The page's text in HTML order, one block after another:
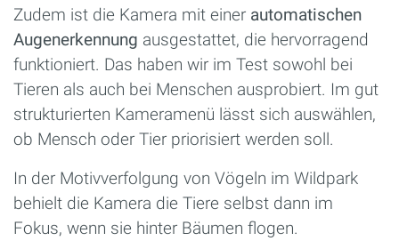
Zudem ist die Kamera mit einer automatischen
Augenerkennung ausgestattet, die hervorragend
funktioniert. Das haben wir im Test sowohl bei
Tieren als auch bei Menschen ausprobiert. Im gut
strukturierten Kameramenü lässt sich auswählen,
ob Mensch oder Tier priorisiert werden soll.
In der Motivverfolgung von Vögeln im Wildpark
behielt die Kamera die Tiere selbst dann im
Fokus, wenn sie hinter Bäumen flogen.